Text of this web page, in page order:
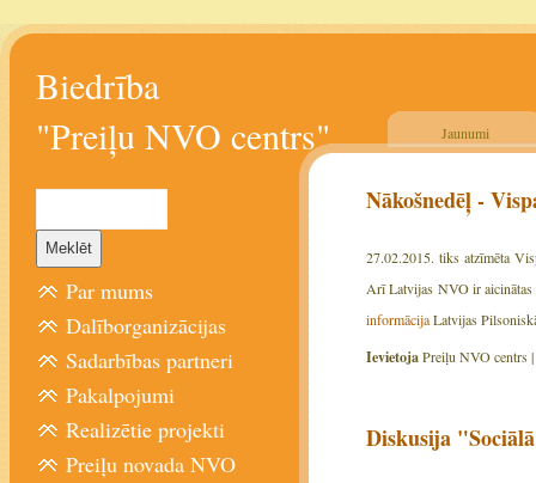
Biedrība
"Preiļu NVO centrs"
Jaunumi
Nākošnedēļ -
27.02.2015. tiks atzīmēta
Arī Latvijas NVO ir aicinātas
informācijaLatvijas
IevietojaPreiļu NVO centrs |
Diskusija
Par mums
Dalīborganizācijas
Sadarbības partneri
Pakalpojumi
Realizētie projekti
Preiļu novada NVO